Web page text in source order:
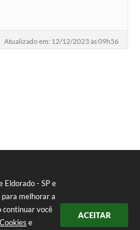
Eldorado - SP e
para melhorar a
continuar você
e
ACEITAR
Atualizado em: 12/12/2023 às 09h56